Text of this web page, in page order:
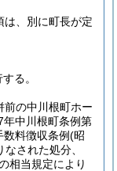
は、別に町長が定
る。
前の中川根町ホー
年中川根町条例第
料徴収条例(昭
された処分、
相当規定により